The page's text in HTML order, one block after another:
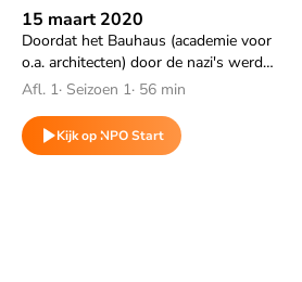
15 maart 2020
Doordat het Bauhaus (academie voor
o.a. architecten) door de nazi's werd
gesloten, kwamen in de jaren 30
zij voor ogen bij het 'inrichten' van de
nieuwe stad?
Afl. 1· Seizoen 1· 56 min
Kijk op NPO Start
Speel "15 maart 2020" af